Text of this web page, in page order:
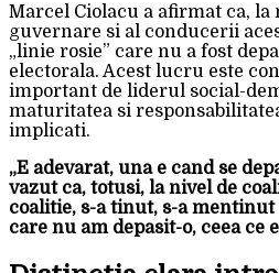
Marcel Ciolacu a afirmat ca,
guvernare si al conducerii
„linie rosie” care nu a fost
electorala. Acest lucru este
important de liderul social-
maturitatea si
implicati.
„E adevarat, una e cand se
vazut ca, totusi, la nivel de
coalitie, s-a tinut, s-a mentinut
care nu am depasit-o, ceea ce